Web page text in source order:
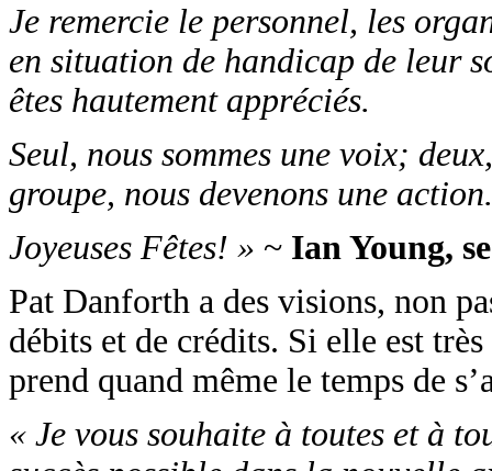
Je remercie le personnel, les
en situation de handicap de leur
êtes hautement appréciés.
Seul, nous sommes une voix;
groupe, nous devenons une
Joyeuses Fêtes! » ~ Ian Young,
Pat Danforth a des visions, non
débits et de crédits. Si elle est
prend quand même le temps de
« Je vous souhaite à toutes et à